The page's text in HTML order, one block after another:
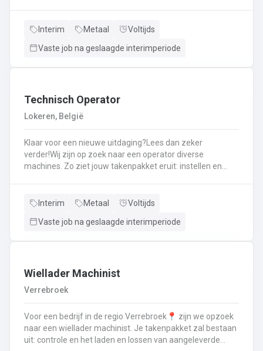
het realiseren van onze projecten.Je werkt samen met
dagelijkse leiding van Atelierverantwoordelijke.
Interim Metaal
Voltijds
Vaste job na geslaagde interimperiode
Technisch Operator
Lokeren, België
Klaar voor een nieuwe uitdaging?Lees dan zeker
verder!Wij zijn op zoek naar een operator diverse
machines. Zo ziet jouw takenpakket eruit: instellen en
gezaagd worden. Rekbank: profielen zijn gekoeld en
grondstof wordt door een matrijs vervormd tot profiel.
Interim Metaal
Voltijds
Vaste job na geslaagde interimperiode
Wiellader Machinist
Verrebroek
Voor een bedrijf in de regio Verrebroek📍 zijn we opzoek
naar een wiellader machinist. Je takenpakket zal bestaan
uit: controle en het laden en lossen van aangeleverde